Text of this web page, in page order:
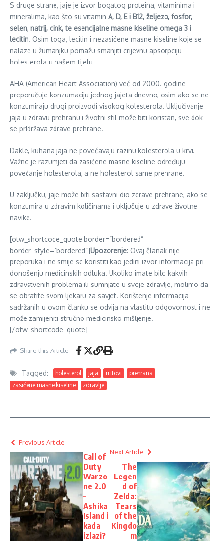
S druge strane, jaje je izvor bogatog proteina, vitaminima i
mineralima, kao što su vitamin A, D, E i B12, željezo, fosfor,
selen, natrij, cink, te esencijalne masne kiseline omega 3 i
lecitin. Osim toga, lecitin i nezasićene masne kiseline koje se
nalaze u žumanjku pomažu smanjiti crijevnu apsorpciju
holesterola u našem tijelu.
AHA (American Heart Association) već od 2000. godine
preporučuje konzumaciju jednog jajeta dnevno, osim ako se ne
konzumiraju drugi proizvodi visokog kolesterola. Uključivanje
jaja u zdravu prehranu i životni stil može biti koristan, sve dok
se pridržava zdrave prehrane.
Dakle, kuhana jaja ne povećavaju razinu kolesterola u krvi.
Važno je razumjeti da zasićene masne kiseline određuju
povećanje holesterola, a ne holesterol same prehrane.
U zaključku, jaje može biti sastavni dio zdrave prehrane, ako se
konzumira u zdravim količinama i uključuje u zdrave životne
navike.
[otw_shortcode_quote border=”bordered”
border_style=”bordered”]Upozorenje: Ovaj članak nije
preporuka i ne smije se koristiti kao jedini izvor informacija pri
donošenju medicinskih odluka. Ukoliko imate bilo kakvih
zdravstvenih problema ili sumnjate u svoje zdravlje, molimo da
se obratite svom ljekaru za savjet. Korištenje informacija
sadržanih u ovom članku se odvija na vlastitu odgovornost i ne
može zamijeniti stručno medicinsko mišljenje.
[/otw_shortcode_quote]
Share this Article
Tagged: holesterol jaja mitovi
prehrana
zasićene masne kiseline
zdravlje
Previous Article
Call of
Duty
Warzo
ne 2.0
–
Ashika
Island i
kada
izlazi?
Next Article
The
Legen
d of
Zelda:
Tears
of the
Kingdo
m